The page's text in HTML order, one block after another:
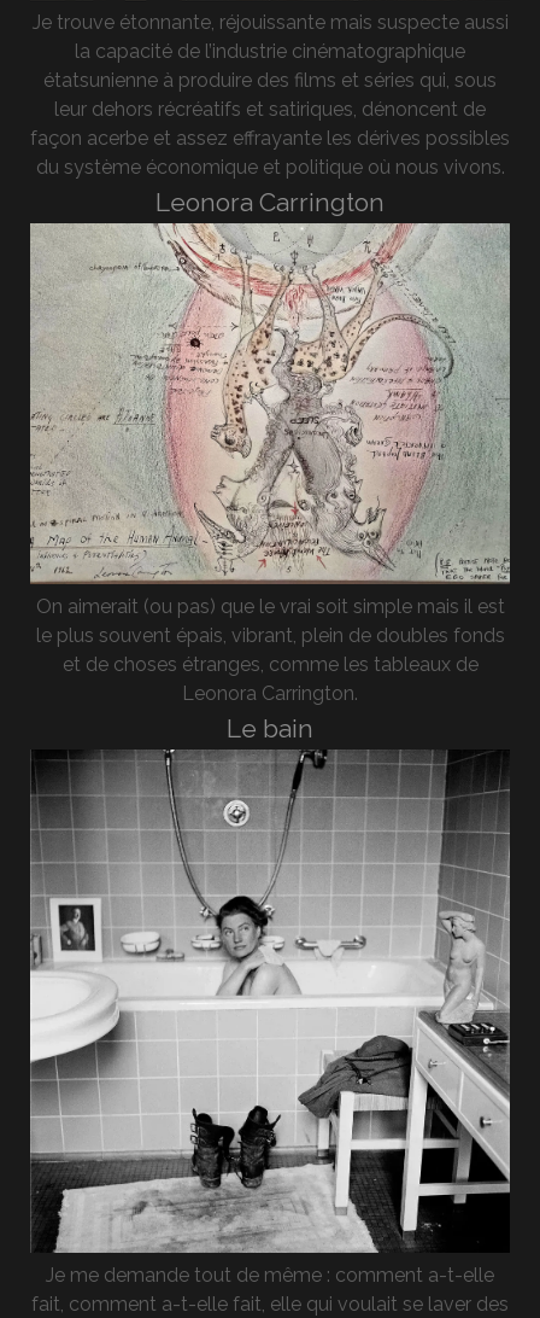
Je trouve étonnante, réjouissante mais suspecte aussi
la capacité de l’industrie cinématographique
étatsunienne à produire des films et séries qui, sous
leur dehors récréatifs et satiriques, dénoncent de
façon acerbe et assez effrayante les dérives possibles
du système économique et politique où nous vivons.
Leonora Carrington
On aimerait (ou pas) que le vrai soit simple mais il est
le plus souvent épais, vibrant, plein de doubles fonds
et de choses étranges, comme les tableaux de
Leonora Carrington.
Le bain
Je me demande tout de même : comment a-t-elle
fait, comment a-t-elle fait, elle qui voulait se laver des